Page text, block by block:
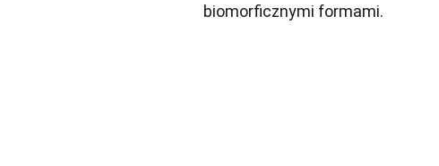
biomorficznymi formami.